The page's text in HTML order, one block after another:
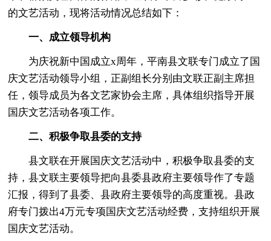
的文艺活动，现将活动情况总结如下：
一、成立领导机构
为庆祝新中国成立x周年，平南县文联专门成立了国
庆文艺活动领导小组，正副组长分别由文联正副主席担
任，领导成员为各文艺家协会主席，具体组织指导开展
国庆文艺活动各项工作。
二、积极争取县委的支持
县文联在开展国庆文艺活动中，积极争取县委的支
持，县文联主要领导把向县委县政府主要领导作了专题
汇报，得到了县委、县政府主要领导的高度重视。县政
府专门拨出4万元专项国庆文艺活动经费，支持组织开展
国庆文艺活动。